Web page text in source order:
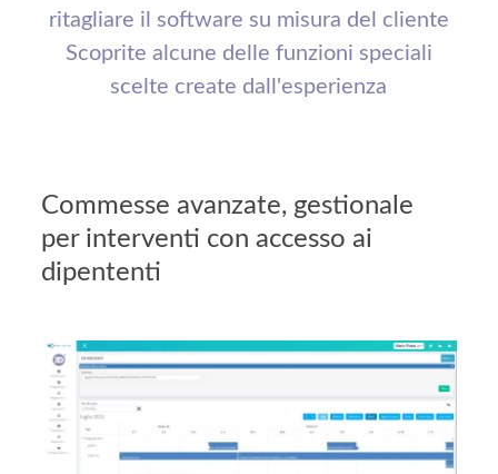
ritagliare il software su misura del cliente
Scoprite alcune delle funzioni speciali
scelte create dall'esperienza
Commesse avanzate, gestionale
per interventi con accesso ai
dipententi